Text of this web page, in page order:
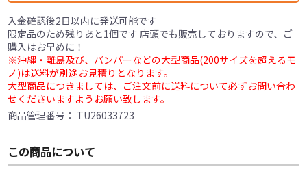
入金確認後2日以内に発送可能です
限定品のため残りあと1個です 店頭でも販売しておりますので、ご
購入はお早めに！
※沖縄・離島及び、バンパーなどの大型商品(200サイズを超えるモ
ノ)は送料が別途お見積りとなります。
大型商品につきましては、ご注文前に送料について必ずお問い合わ
せくださいますようお願い致します。
商品管理番号： TU26033723
この商品について